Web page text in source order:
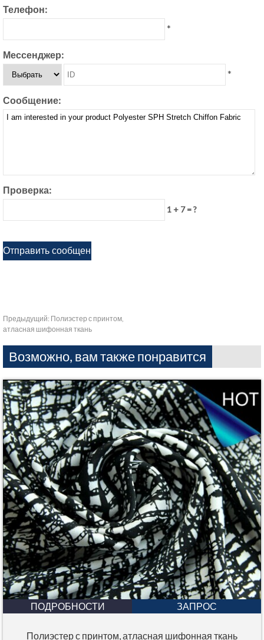
Телефон:
*
Мессенджер:
*
Сообщение:
Проверка:
1 + 7 = ?
Предыдущий: Полиэстер с принтом,
атласная шифонная ткань
Возможно, вам также понравится
ПОДРОБНОСТИ ЗАПРОС
Полиэстер с принтом, атласная шифонная ткань